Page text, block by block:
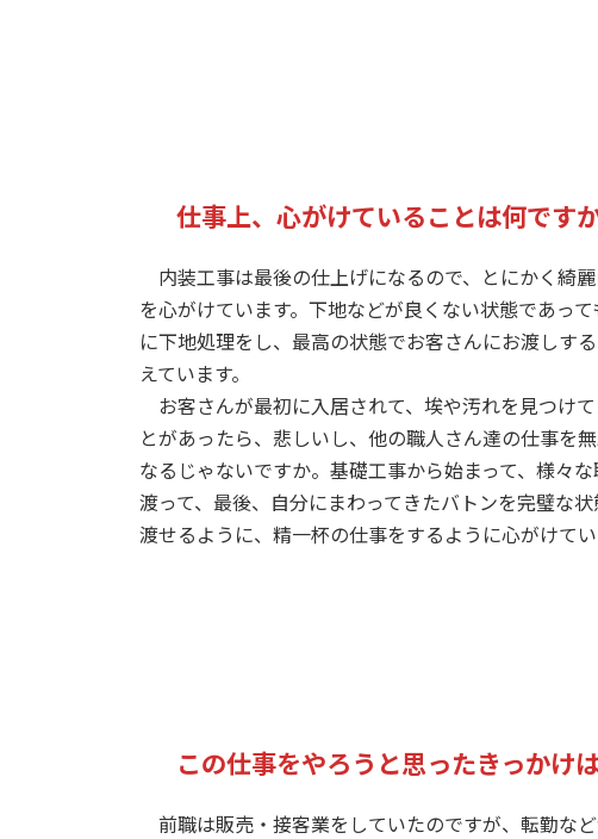
仕事上、心がけていることは何です
内装工事は最後の仕上げになるので、とにかく綺
を心がけています。下地などが良くない状態であっ
に下地処理をし、最高の状態でお客さんにお渡しす
えています。
お客さんが最初に入居されて、埃や汚れを見つけ
とがあったら、悲しいし、他の職人さん達の仕事を
なるじゃないですか。基礎工事から始まって、様々
渡って、最後、自分にまわってきたバトンを完璧な
渡せるように、精一杯の仕事をするように心がけてい
この仕事をやろうと思ったきっかけ
前職は販売・接客業をしていたのですが、転勤な